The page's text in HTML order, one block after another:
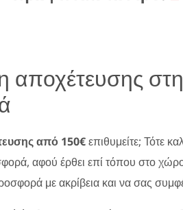
αποχέτευσης
από 150€επιθυμείτε; Τότε
αφού έρθει επί τόπου στο
με ακρίβεια και να σας